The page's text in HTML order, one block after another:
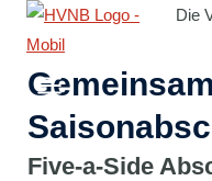
Zum
Inhalt
springen
Die
Five-a-Side